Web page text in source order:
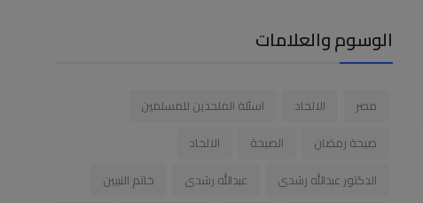
الوسوم والعلامات
مصر الالحاد
اسئلة الملحدين للمسلمين
صيحة رمضان
الصيحة
الالحاد
الدكتور عبدالله رشدى
عبدالله رشدى
خاتم النبيين